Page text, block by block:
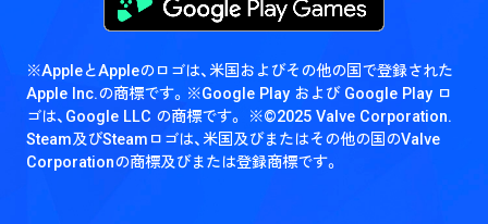
※AppleとAppleのロゴは、米国およびその他の国で登録された
Apple Inc.の商標です。 ※Google Play および Google Play ロ
ゴは、Google LLC の商標です。
※©2025 Valve Corporation.
Steam及びSteamロゴは、米国及びまたはその他の国のValve
Corporationの商標及びまたは登録商標です。